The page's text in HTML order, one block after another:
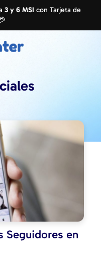
3 y 6 MSI con Tarjeta de
Seguidores en